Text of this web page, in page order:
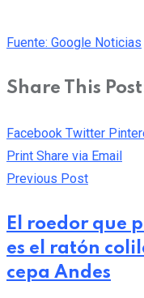
Fuente: Google Noticias
Share This
Facebook Twitter
Print Share via Email
Previous Post
El roedor que
es el ratón
cepa Andes